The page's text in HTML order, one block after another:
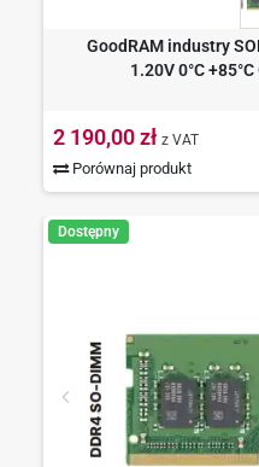
GoodRAM industry
1.20V 0°C
2 190,00 zł z VAT
Porównaj produkt
Dostępny